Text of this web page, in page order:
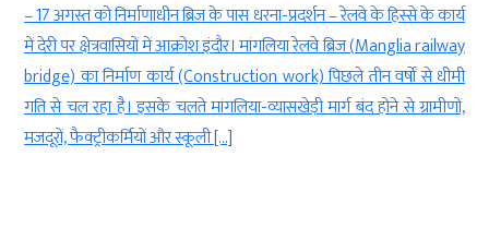
– 17 अगस्त को निर्माणाधीन ब्रिज के पास धरना-प्रदर्शन – रेलवे के हिस्से के कार्य
में देरी पर क्षेत्रवासियों में आक्रोश इंदौर। मांगलिया रेलवे ब्रिज (Manglia railway
bridge) का निर्माण कार्य (Construction work) पिछले तीन वर्षों से धीमी
गति से चल रहा है। इसके चलते मांगलिया-व्यासखेड़ी मार्ग बंद होने से ग्रामीणों,
मजदूरों, फैक्ट्रीकर्मियों और स्कूली […]